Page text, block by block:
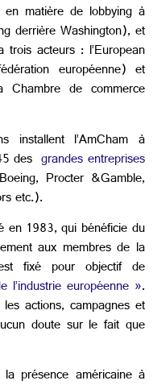
matière de lobbying à
derrière Washington), et
acteurs : l’European
européenne) et
Chambre de commerce
installent l’AmCham à
desgrandes entreprises
Procter &Gamble,
etc.).
en 1983, qui bénéficie du
aux membres de la
fixé pour objectif de
l’industrie européenne ».
actions, campagnes et
doute sur le fait que
présence américaine à